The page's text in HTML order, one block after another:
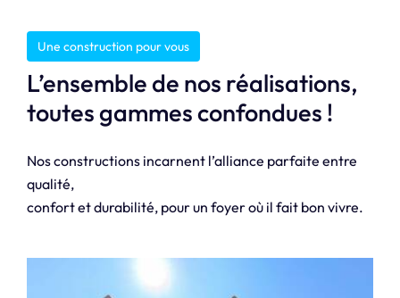
Une construction pour vous
L’ensemble de nos réalisations,
toutes gammes confondues !
Nos constructions incarnent l’alliance parfaite entre
qualité,
confort et durabilité, pour un foyer où il fait bon vivre.